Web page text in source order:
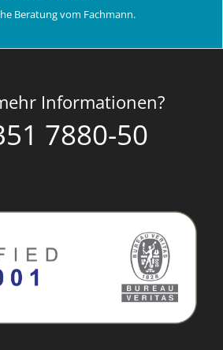
Beratung vom Fachmann.
Informationen?
7880-50